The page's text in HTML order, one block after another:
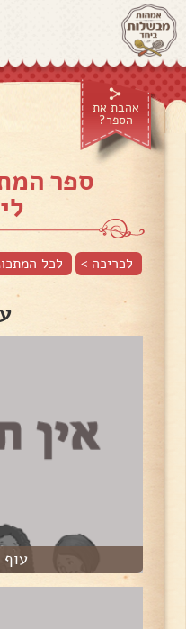
אהבת את
הספר?
ספר
לכריכה > לכל
עוף